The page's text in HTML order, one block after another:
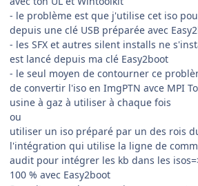
- le problème est que j'utilise cet iso
depuis une clé USB préparée avec
- les SFX et autres silent installs ne
est lancé depuis ma clé Easy2boot
- le seul moyen de contourner ce
de convertir l'iso en ImgPTN avce MPI
usine à gaz à utiliser à chaque fois
ou
utiliser un iso préparé par un des rois
l'intégration qui utilise la ligne de
audit pour intégrer les kb dans les
100 % avec Easy2boot